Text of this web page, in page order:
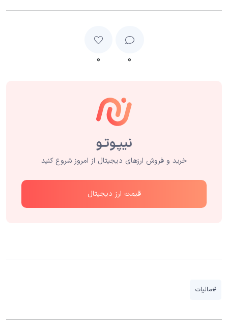
۰ ۰
خرید و فروش ارزهای دیجیتال از امروز شروع کنید
قیمت ارز دیجیتال
#مالیات